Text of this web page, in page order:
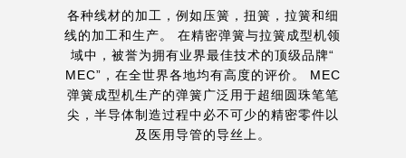
各种线材的加工，例如压簧，扭簧，拉簧和细
线的加工和生产。 在精密弹簧与拉簧成型机领
域中，被誉为拥有业界最佳技术的顶级品牌“
MEC”，在全世界各地均有高度的评价。 MEC
弹簧成型机生产的弹簧广泛用于超细圆珠笔笔
尖，半导体制造过程中必不可少的精密零件以
及医用导管的导丝上。